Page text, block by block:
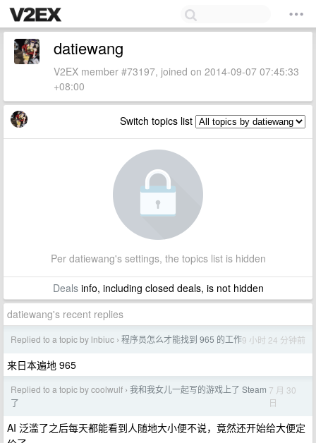
datiewang
V2EX member #73197, joined on 2014-09-07 07:45:33
+08:00
Switch topics list
Per datiewang's settings, the topics list is hidden
Dealsinfo, including closed deals, is not hidden
datiewang's recent replies
Replied to a topic by lnbiuc › 程序员怎么才能找到 965 的工作9 小时 24 分钟前
来日本遍地 965
Replied to a topic by coolwulf › 我和我女儿一起写的游戏上了 Steam
了
7 月 30
日
AI 泛滥了之后每天都能看到人随地大小便不说，竟然还开始给大便定